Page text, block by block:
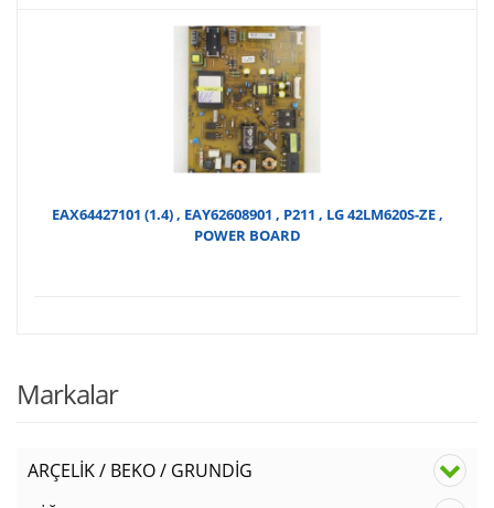
EAX64427101 (1.4) , EAY62608901 , P211 , LG 42LM620S-ZE ,
POWER BOARD
Markalar
ARÇELİK / BEKO / GRUNDİG